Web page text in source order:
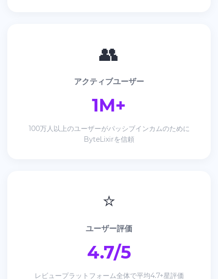
👥
アクティブユーザー
1M+
100万人以上のユーザーがパッシブインカムのために
ByteLixirを信頼
⭐
ユーザー評価
4.7/5
レビュープラットフォーム全体で平均4.7+星評価